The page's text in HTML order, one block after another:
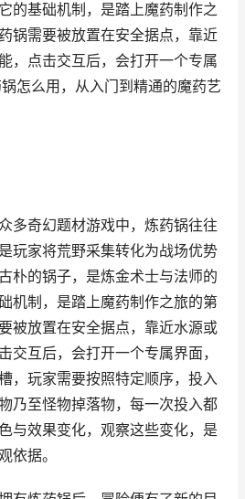
的基础机制，是踏上魔药制作之
锅需要被放置在安全据点，靠近
，点击交互后，会打开一个专属
怎么用，从入门到精通的魔药艺
多奇幻题材游戏中，炼药锅往往
玩家将荒野采集转化为战场优势
朴的锅子，是炼金术士与法师的
机制，是踏上魔药制作之旅的第
被放置在安全据点，靠近水源或
交互后，会打开一个专属界面，
，玩家需要按照特定顺序，投入
乃至怪物掉落物，每一次投入都
与效果变化，观察这些变化，是
依据。